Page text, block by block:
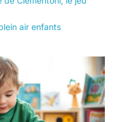
air enfants